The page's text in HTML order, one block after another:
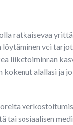
ratkaisevaa
löytäminen voi
liiketoiminnan
kokenut alallasi ja
tai sosiaalisen